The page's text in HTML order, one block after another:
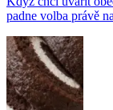
padne volba právě